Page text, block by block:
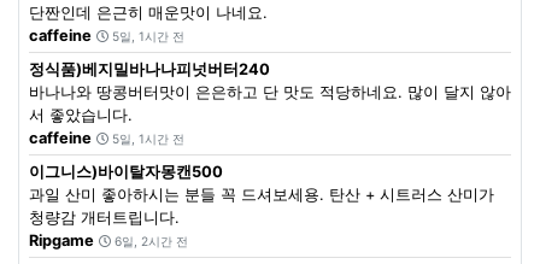
단짠인데 은근히 매운맛이 나네요.
caffeine
5일, 1시간 전
정식품)베지밀바나나피넛버터240
바나나와 땅콩버터맛이 은은하고 단 맛도 적당하네요. 많이 달지 않아
서 좋았습니다.
caffeine
5일, 1시간 전
이그니스)바이탈자몽캔500
과일 산미 좋아하시는 분들 꼭 드셔보세용. 탄산 + 시트러스 산미가
청량감 개터트립니다.
Ripgame
6일, 2시간 전